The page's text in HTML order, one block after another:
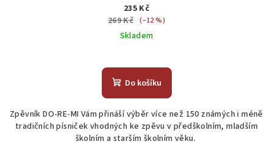
235 Kč
269 Kč (–12 %)
Skladem
hodnocení
produktu
z
5
hvězdiček.
Do košíku
Zpěvník DO-RE-MI Vám přináší výběr více než 150 známých i méně
tradičních písniček vhodných ke zpěvu v předškolním, mladším
školním a starším školním věku.